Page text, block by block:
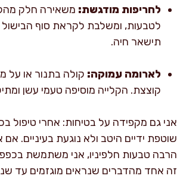
לחריפות מודגשת: משאירה חלק
לטבעות, ומשלבת לקראת סוף הבישול
תישאר חיה.
לארומה עמוקה: קולה בתנור או על
קוצצת. הקלייה מוסיפה טעמי עשן
אני גם מקפידה על בטיחות: אחרי טיפול
שוטפת ידיים היטב ולא נוגעת בעיניים. אם
הרבה טבעות חלפיניו, אני משתמשת
זה אחד מהדברים שנראים מוגזמים עד